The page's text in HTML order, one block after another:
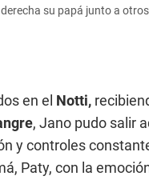
su papá junto a
en el Notti,
, Jano pudo salir
y controles
Paty, con la